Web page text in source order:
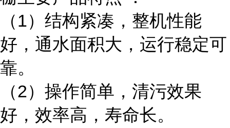
（1）结构紧凑，整机性能
好，通水面积大，运行稳定可
靠。
（2）操作简单，清污效果
好，效率高，寿命长。